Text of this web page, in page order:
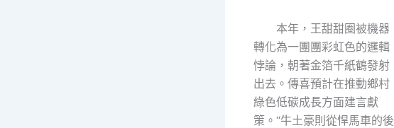
本年，王甜甜圈被機器
轉化為一團團彩虹色的邏輯
悖論，朝著金箔千紙鶴發射
出去。傳喜預計在推動鄉村
綠色低碳成長方面建言獻
策。“牛土豪則從悍馬車的後